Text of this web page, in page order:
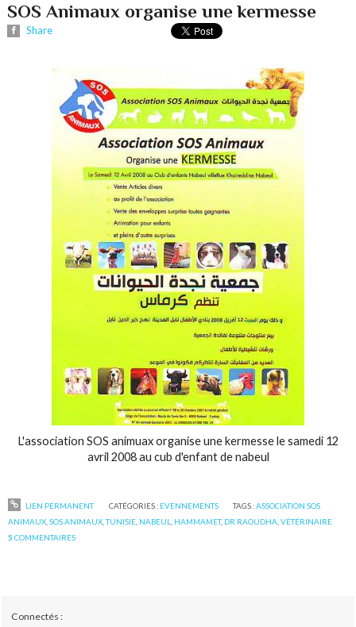
SOS Animaux organise une kermesse
Share
L'association SOS animuax organise une kermesse le samedi 12
avril 2008 au cub d'enfant de nabeul
LIEN PERMANENT CATÉGORIES : EVENNEMENTS TAGS :ASSOCIATION SOS
ANIMAUX ,SOS ANIMAUX ,TUNISIE NABEUL HAMMAMET, DR RAOUDHA ,VÉTÉRINAIRE
5 COMMENTAIRES
Connectés :